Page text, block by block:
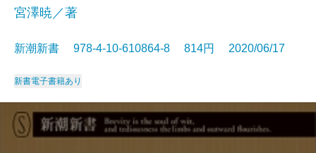
宮澤暁／著
新潮新書 978-4-10-610864-8 814円 2020/06/17
新書電子書籍あり